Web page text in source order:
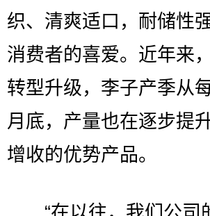
织、清爽适口，耐储性
消费者的喜爱。近年来
转型升级，李子产季从
月底，产量也在逐步提
增收的优势产品。